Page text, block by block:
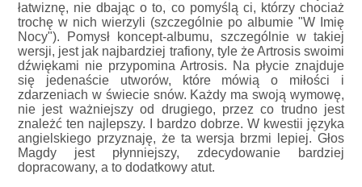
łatwiznę, nie dbając o to, co pomyślą ci, którzy chociaż
trochę w nich wierzyli (szczególnie po albumie "W Imię
Nocy"). Pomysł koncept-albumu, szczególnie w takiej
wersji, jest jak najbardziej trafiony, tyle że Artrosis swoimi
dźwiękami nie przypomina Artrosis. Na płycie znajduje
się jedenaście utworów, które mówią o miłości i
zdarzeniach w świecie snów. Każdy ma swoją wymowę,
nie jest ważniejszy od drugiego, przez co trudno jest
znależć ten najlepszy. I bardzo dobrze. W kwestii języka
angielskiego przyznaję, że ta wersja brzmi lepiej. Głos
Magdy jest płynniejszy, zdecydowanie bardziej
dopracowany, a to dodatkowy atut.